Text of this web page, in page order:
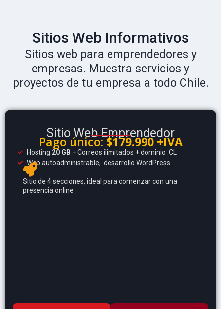
Sitios Web Informativos
Sitios web para emprendedores y
empresas. Muestra servicios y
proyectos de tu empresa a todo Chile.
Sitio Web Emprendedor
Pago único:$179.990 +IVA
Hosting 20 GB + Correos ilimitados + dominio .CL
Web autoadministrable, desarrollo WordPress
Sitio de 4 secciones, ideal para comenzar con una
presencia online